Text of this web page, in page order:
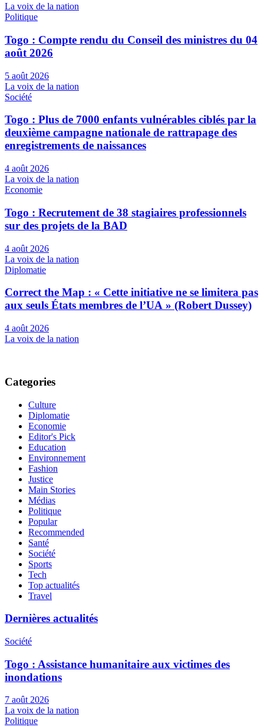
La voix de la nation
Politique
Togo : Compte rendu du Conseil des ministres du 04
août 2026
5 août 2026
La voix de la nation
Société
Togo : Plus de 7000 enfants vulnérables ciblés par la
deuxième campagne nationale de rattrapage des
enregistrements de naissances
4 août 2026
La voix de la nation
Economie
Togo : Recrutement de 38 stagiaires professionnels
sur des projets de la BAD
4 août 2026
La voix de la nation
Diplomatie
Correct the Map : « Cette initiative ne se limitera pas
aux seuls États membres de l’UA » (Robert Dussey)
4 août 2026
La voix de la nation
Categories
Culture
Diplomatie
Economie
Editor's Pick
Education
Environnement
Fashion
Justice
Main Stories
Médias
Politique
Popular
Recommended
Santé
Société
Sports
Tech
Top actualités
Travel
Dernières actualités
Société
Togo : Assistance humanitaire aux victimes des
inondations
7 août 2026
La voix de la nation
Politique